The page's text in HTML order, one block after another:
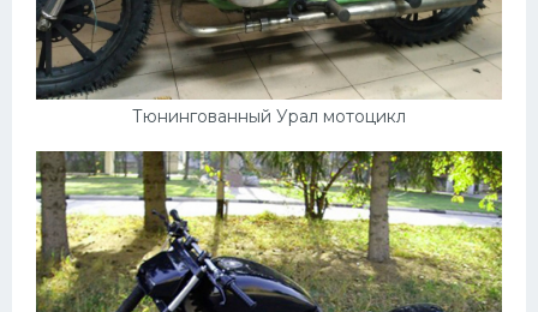
Тюнингованный Урал мотоцикл